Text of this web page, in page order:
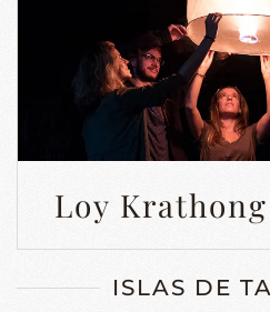
Loy Krathong
ISLAS DE